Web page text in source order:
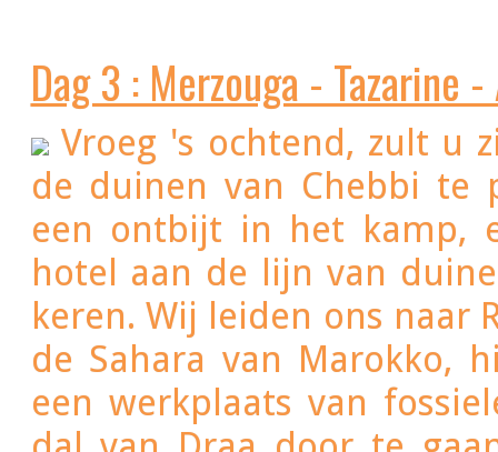
Dag 3 : Merzouga - Tazarine
Vroeg 's ochtend, zult u
de duinen van Chebbi te profiteren opheffen, gevolgd door
een ontbijt in het kamp,
hotel aan de lijn van
keren. Wij leiden ons naar
de Sahara van Marokko,
een werkplaats van